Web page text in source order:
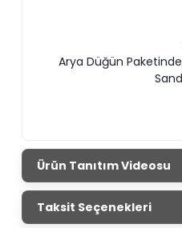
Arya Düğün
Ürün Tanıtım Videosu
Taksit Seçenekleri